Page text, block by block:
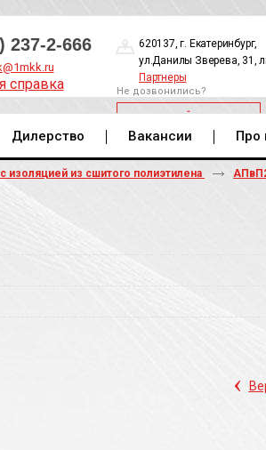
237-2-666
справка
620137, г. Екатеринбург,
ул.Данилы Зверева, 31,
Партнеры
Не дозвонились?
ОБРАТНЫЙ ЗВОНОК
Дилерство Вакансии Про
изоляцией из сшитого полиэтилена
‹